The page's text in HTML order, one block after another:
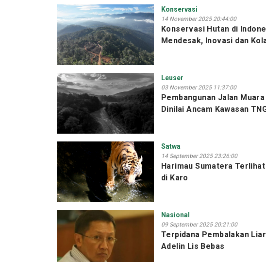
Konservasi
14 November 2025 20:44:00
Konservasi Hutan di
Mendesak, Inovasi dan
Leuser
03 November 2025 11:37:00
Pembangunan Jalan
Dinilai Ancam Kawasan
Satwa
14 September 2025 23:26:00
Harimau Sumatera
di Karo
Nasional
09 September 2025 20:21:00
Terpidana Pembalakan
Adelin Lis Bebas